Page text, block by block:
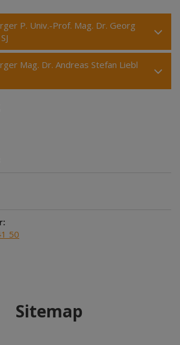
P. Univ.-Prof. Mag. Dr. Georg
Mag. Dr. Andreas Stefan Liebl
50
Sitemap